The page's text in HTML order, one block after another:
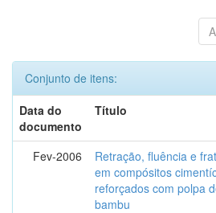
Conjunto de itens:
Data do
documento
Título
Fev-2006
Retração, fluência e
em compósitos
reforçados com polpa
bambu